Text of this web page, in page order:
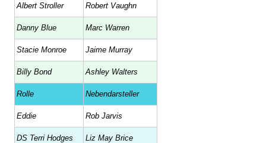
Albert Stroller Robert Vaughn
Danny Blue Marc Warren
Stacie Monroe Jaime Murray
Billy Bond Ashley Walters
Rolle Nebendarsteller
Eddie Rob Jarvis
DS Terri Hodges Liz May Brice